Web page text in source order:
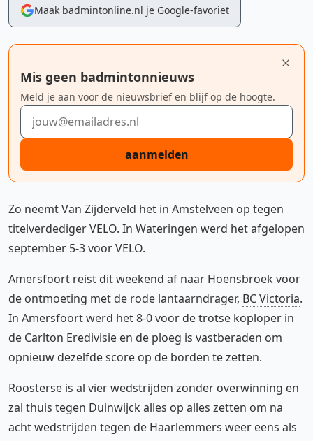
Maak badmintonline.nl je Google-favoriet
Mis geen badmintonnieuws
Meld je aan voor de nieuwsbrief en blijf op de hoogte.
E-mailadres
aanmelden
Zo neemt Van Zijderveld het in Amstelveen op tegen
titelverdediger VELO. In Wateringen werd het afgelopen
september 5-3 voor VELO.
Amersfoort reist dit weekend af naar Hoensbroek voor
de ontmoeting met de rode lantaarndrager, BC Victoria.
In Amersfoort werd het 8-0 voor de trotse koploper in
de Carlton Eredivisie en de ploeg is vastberaden om
opnieuw dezelfde score op de borden te zetten.
Roosterse is al vier wedstrijden zonder overwinning en
zal thuis tegen Duinwijck alles op alles zetten om na
acht wedstrijden tegen de Haarlemmers weer eens als